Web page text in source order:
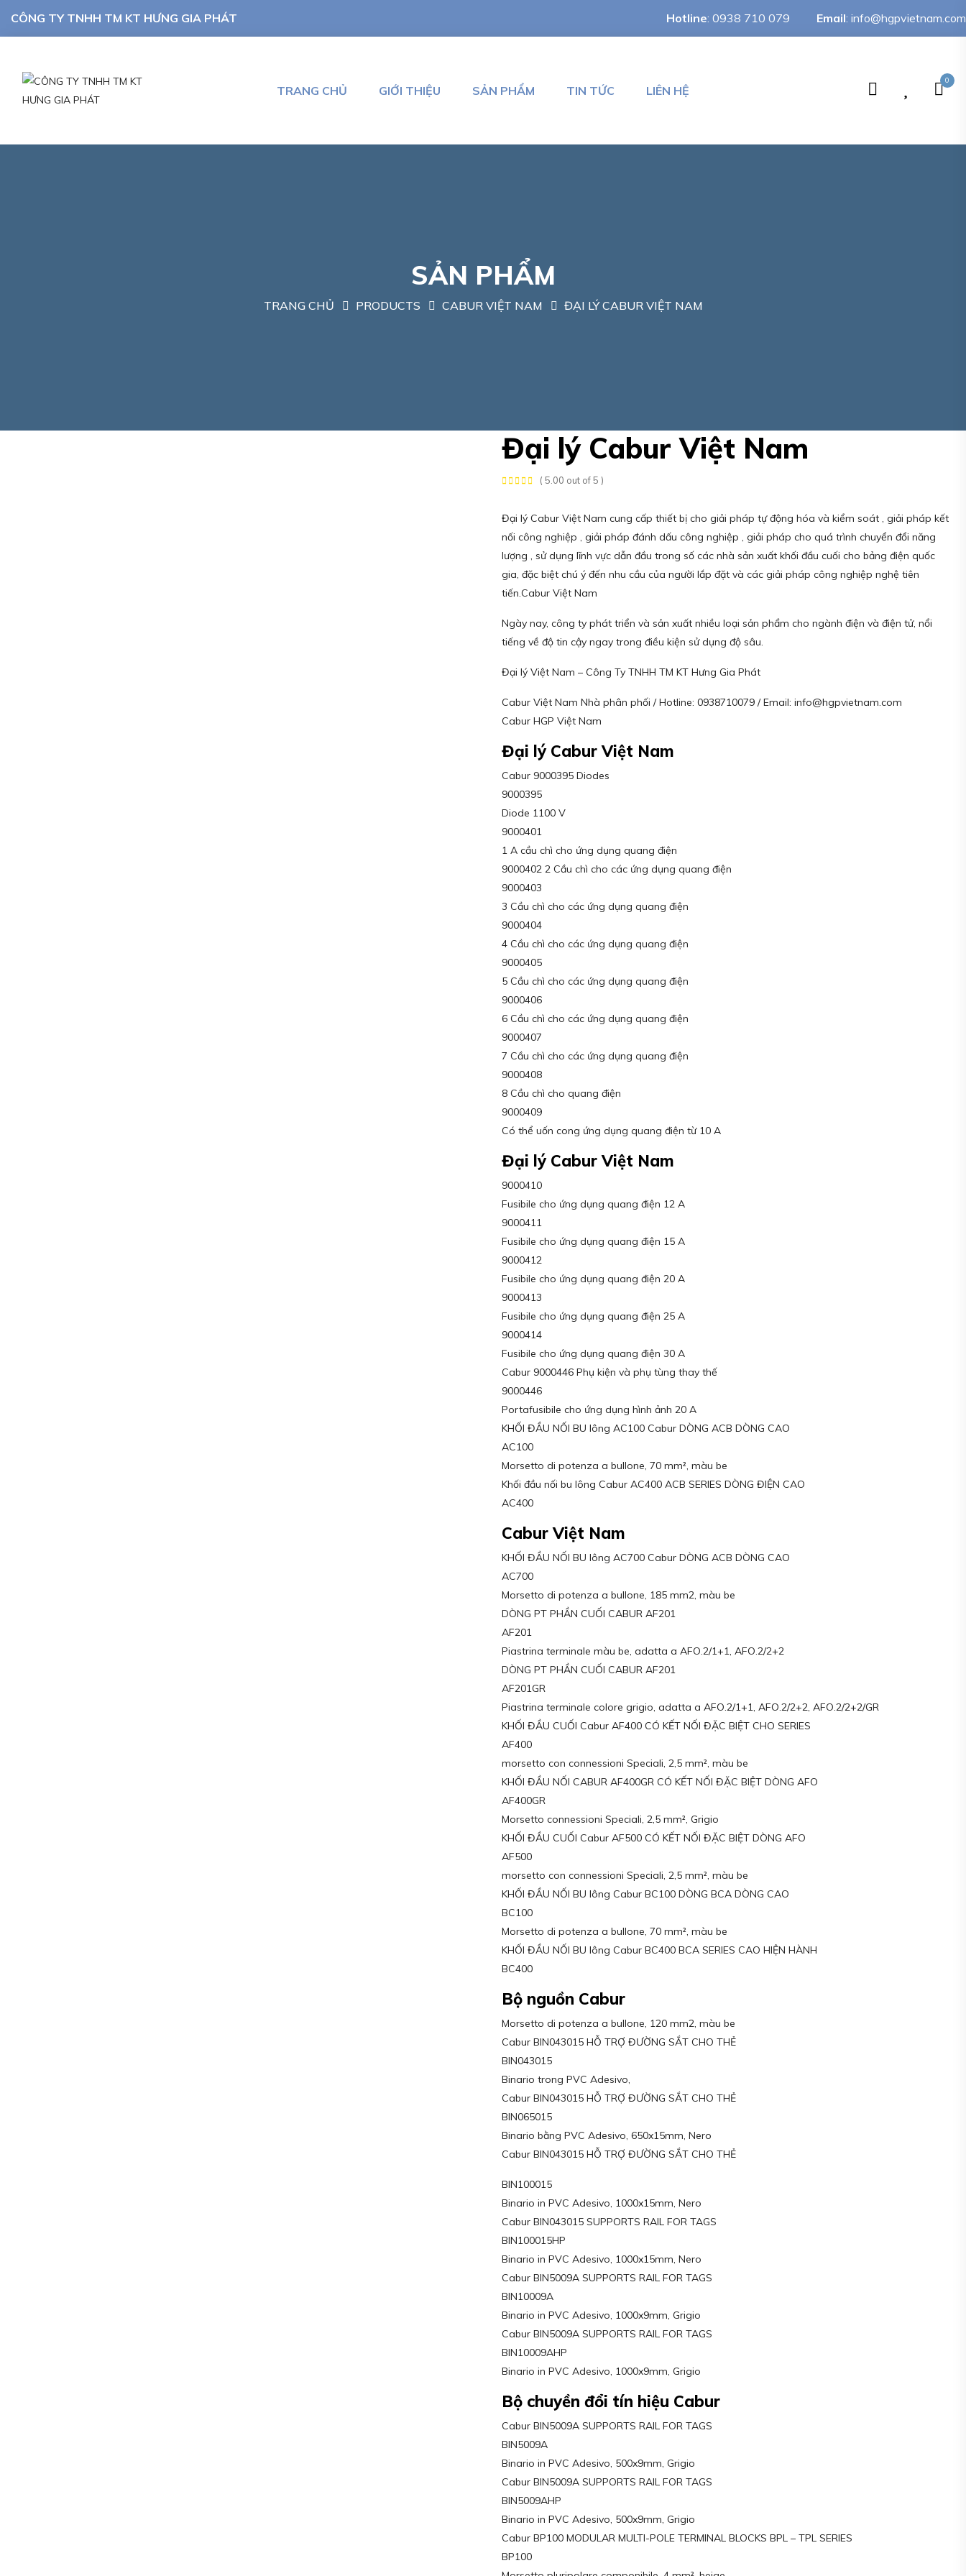
CÔNG TY TNHH TM KT HƯNG GIA PHÁT Hotline: 0938 710 079 Email: info@hgpvietnam.com
TRANG CHỦ GIỚI THIỆU SẢN PHẨM TIN TỨC LIÊN HỆ
0
SẢN PHẨM
TRANG CHỦ PRODUCTS CABUR VIỆT NAM ĐẠI LÝ CABUR VIỆT NAM
Đại lý Cabur Việt Nam
( 5.00 out of 5 )
Đại lý Cabur Việt Nam cung cấp thiết bị cho giải pháp tự động hóa và kiểm soát , giải pháp kết
nối công nghiệp , giải pháp đánh dấu công nghiệp , giải pháp cho quá trình chuyển đổi năng
lượng , sử dụng lĩnh vực dẫn đầu trong số các nhà sản xuất khối đầu cuối cho bảng điện quốc
gia, đặc biệt chú ý đến nhu cầu của người lắp đặt và các giải pháp công nghiệp nghệ tiên
tiến.Cabur Việt Nam
Ngày nay, công ty phát triển và sản xuất nhiều loại sản phẩm cho ngành điện và điện tử, nổi
tiếng về độ tin cậy ngay trong điều kiện sử dụng độ sâu.
Đại lý Việt Nam – Công Ty TNHH TM KT Hưng Gia Phát
Cabur Việt Nam Nhà phân phối / Hotline: 0938710079 / Email: info@hgpvietnam.com
Cabur HGP Việt Nam
Đại lý Cabur Việt Nam
Cabur 9000395 Diodes
9000395
Diode 1100 V
9000401
1 A cầu chì cho ứng dụng quang điện
9000402 2 Cầu chì cho các ứng dụng quang điện
9000403
3 Cầu chì cho các ứng dụng quang điện
9000404
4 Cầu chì cho các ứng dụng quang điện
9000405
5 Cầu chì cho các ứng dụng quang điện
9000406
6 Cầu chì cho các ứng dụng quang điện
9000407
7 Cầu chì cho các ứng dụng quang điện
9000408
8 Cầu chì cho quang điện
9000409
Có thể uốn cong ứng dụng quang điện từ 10 A
Đại lý Cabur Việt Nam
9000410
Fusibile cho ứng dụng quang điện 12 A
9000411
Fusibile cho ứng dụng quang điện 15 A
9000412
Fusibile cho ứng dụng quang điện 20 A
9000413
Fusibile cho ứng dụng quang điện 25 A
9000414
Fusibile cho ứng dụng quang điện 30 A
Cabur 9000446 Phụ kiện và phụ tùng thay thế
9000446
Portafusibile cho ứng dụng hình ảnh 20 A
KHỐI ĐẦU NỐI BU lông AC100 Cabur DÒNG ACB DÒNG CAO
AC100
Morsetto di potenza a bullone, 70 mm², màu be
Khối đầu nối bu lông Cabur AC400 ACB SERIES DÒNG ĐIỆN CAO
AC400
Cabur Việt Nam
KHỐI ĐẦU NỐI BU lông AC700 Cabur DÒNG ACB DÒNG CAO
AC700
Morsetto di potenza a bullone, 185 mm2, màu be
DÒNG PT PHẦN CUỐI CABUR AF201
AF201
Piastrina terminale màu be, adatta a AFO.2/1+1, AFO.2/2+2
DÒNG PT PHẦN CUỐI CABUR AF201
AF201GR
Piastrina terminale colore grigio, adatta a AFO.2/1+1, AFO.2/2+2, AFO.2/2+2/GR
KHỐI ĐẦU CUỐI Cabur AF400 CÓ KẾT NỐI ĐẶC BIỆT CHO SERIES
AF400
morsetto con connessioni Speciali, 2,5 mm², màu be
KHỐI ĐẦU NỐI CABUR AF400GR CÓ KẾT NỐI ĐẶC BIỆT DÒNG AFO
AF400GR
Morsetto connessioni Speciali, 2,5 mm², Grigio
KHỐI ĐẦU CUỐI Cabur AF500 CÓ KẾT NỐI ĐẶC BIỆT DÒNG AFO
AF500
morsetto con connessioni Speciali, 2,5 mm², màu be
KHỐI ĐẦU NỐI BU lông Cabur BC100 DÒNG BCA DÒNG CAO
BC100
Morsetto di potenza a bullone, 70 mm², màu be
KHỐI ĐẦU NỐI BU lông Cabur BC400 BCA SERIES CAO HIỆN HÀNH
BC400
Bộ nguồn Cabur
Morsetto di potenza a bullone, 120 mm2, màu be
Cabur BIN043015 HỖ TRỢ ĐƯỜNG SẮT CHO THẺ
BIN043015
Binario trong PVC Adesivo,
Cabur BIN043015 HỖ TRỢ ĐƯỜNG SẮT CHO THẺ
BIN065015
Binario bằng PVC Adesivo, 650x15mm, Nero
Cabur BIN043015 HỖ TRỢ ĐƯỜNG SẮT CHO THẺ
BIN100015
Binario in PVC Adesivo, 1000x15mm, Nero
Cabur BIN043015 SUPPORTS RAIL FOR TAGS
BIN100015HP
Binario in PVC Adesivo, 1000x15mm, Nero
Cabur BIN5009A SUPPORTS RAIL FOR TAGS
BIN10009A
Binario in PVC Adesivo, 1000x9mm, Grigio
Cabur BIN5009A SUPPORTS RAIL FOR TAGS
BIN10009AHP
Binario in PVC Adesivo, 1000x9mm, Grigio
Bộ chuyền đổi tín hiệu Cabur
Cabur BIN5009A SUPPORTS RAIL FOR TAGS
BIN5009A
Binario in PVC Adesivo, 500x9mm, Grigio
Cabur BIN5009A SUPPORTS RAIL FOR TAGS
BIN5009AHP
Binario in PVC Adesivo, 500x9mm, Grigio
Cabur BP100 MODULAR MULTI-POLE TERMINAL BLOCKS BPL – TPL SERIES
BP100